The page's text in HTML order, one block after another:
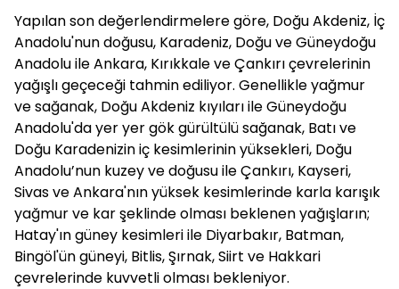
Yapılan son değerlendirmelere göre, Doğu Akdeniz, İç
Anadolu'nun doğusu, Karadeniz, Doğu ve Güneydoğu
Anadolu ile Ankara, Kırıkkale ve Çankırı çevrelerinin
yağışlı geçeceği tahmin ediliyor. Genellikle yağmur
ve sağanak, Doğu Akdeniz kıyıları ile Güneydoğu
Anadolu'da yer yer gök gürültülü sağanak, Batı ve
Doğu Karadenizin iç kesimlerinin yüksekleri, Doğu
Anadolu’nun kuzey ve doğusu ile Çankırı, Kayseri,
Sivas ve Ankara'nın yüksek kesimlerinde karla karışık
yağmur ve kar şeklinde olması beklenen yağışların;
Hatay'ın güney kesimleri ile Diyarbakır, Batman,
Bingöl'ün güneyi, Bitlis, Şırnak, Siirt ve Hakkari
çevrelerinde kuvvetli olması bekleniyor.